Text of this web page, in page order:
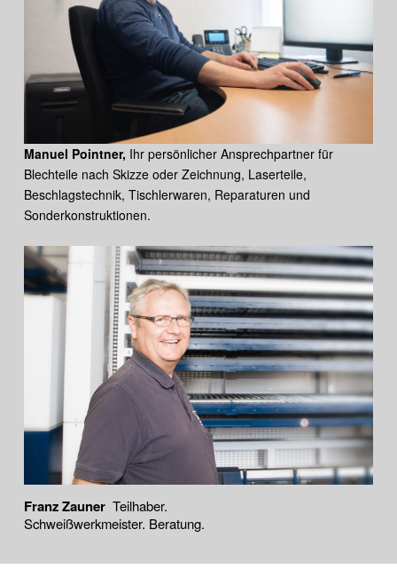
Manuel Pointner, Ihr persönlicher Ansprechpartner für
Blechteile nach Skizze oder Zeichnung, Laserteile,
Beschlagstechnik, Tischlerwaren, Reparaturen und
Sonderkonstruktionen.
Franz ZaunerTeilhaber.
Schweißwerkmeister. Beratung.